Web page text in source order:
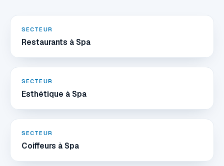
SECTEUR
Restaurants à Spa
SECTEUR
Esthétique à Spa
SECTEUR
Coiffeurs à Spa